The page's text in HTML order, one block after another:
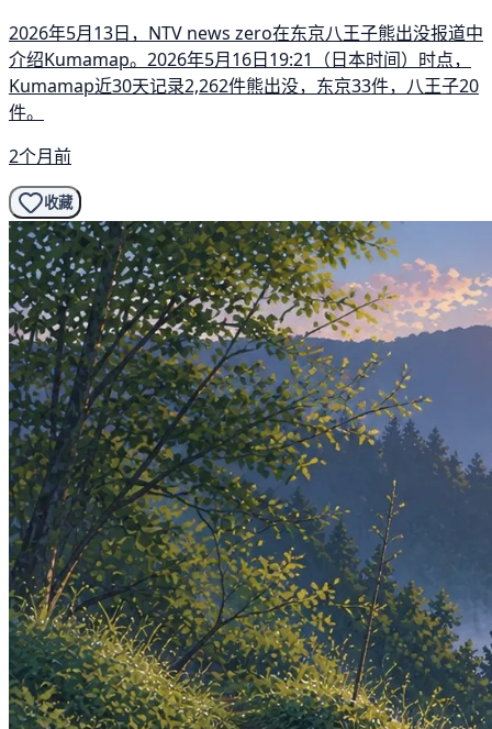
2026年5月13日，NTV news zero在东京八王子熊出没报道中
介绍Kumamap。2026年5月16日19:21（日本时间）时点，
Kumamap近30天记录2,262件熊出没，东京33件，八王子20
件。
2个月前
收藏